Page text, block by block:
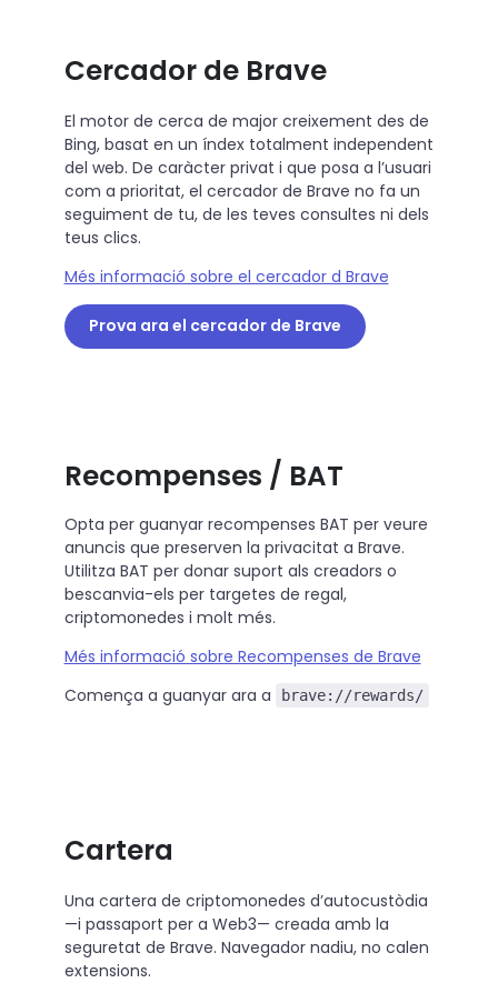
Cercador de Brave
El motor de cerca de major creixement des de
Bing, basat en un índex totalment independent
del web. De caràcter privat i que posa a l’usuari
com a prioritat, el cercador de Brave no fa un
seguiment de tu, de les teves consultes ni dels
teus clics.
Més informació sobre el cercador d Brave
Prova ara el cercador de Brave
Recompenses / BAT
Opta per guanyar recompenses BAT per veure
anuncis que preserven la privacitat a Brave.
Utilitza BAT per donar suport als creadors o
bescanvia-els per targetes de regal,
criptomonedes i molt més.
Més informació sobre Recompenses de Brave
Comença a guanyar ara a
brave://rewards/
Cartera
Una cartera de criptomonedes d’autocustòdia
—i passaport per a Web3— creada amb la
seguretat de Brave. Navegador nadiu, no calen
extensions.